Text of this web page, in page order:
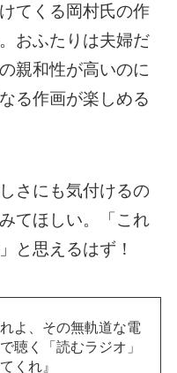
てくる岡村氏の作
おふたりは夫婦だ
親和性が高いのに
る作画が楽しめる
さにも気付けるの
てほしい。「これ
と思えるはず！
よ、その無軌道な電
く「読むラジオ」
くれ』